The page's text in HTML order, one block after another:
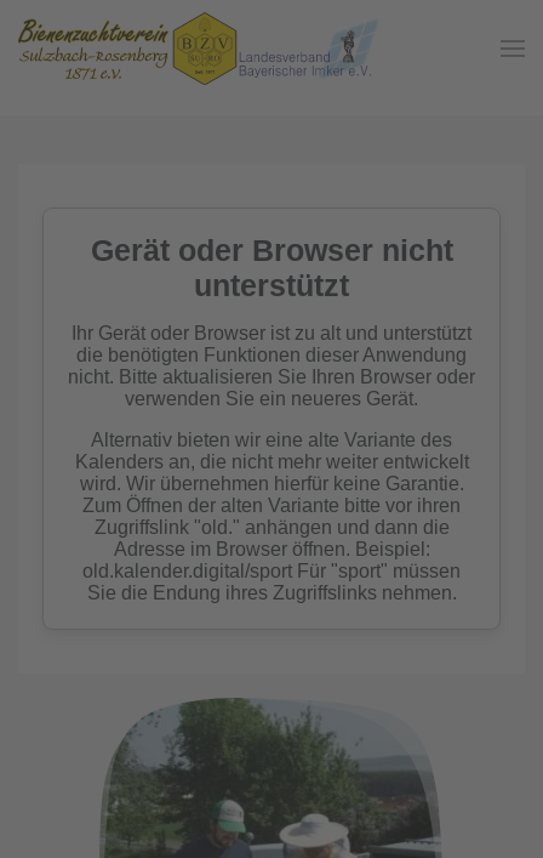
Zum Hauptinhalt springen
In der
Imkern